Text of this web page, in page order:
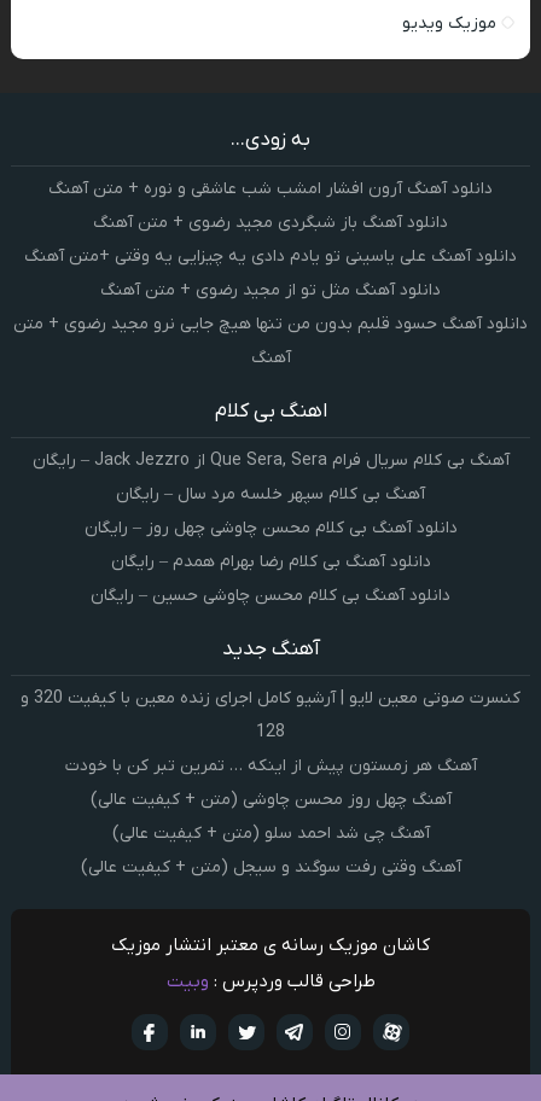
موزیک ویدیو
به زودی...
دانلود آهنگ آرون افشار امشب شب عاشقی و نوره + متن آهنگ
دانلود آهنگ باز شبگردی مجید رضوی + متن آهنگ
دانلود آهنگ علی یاسینی تو یادم دادی یه چیزایی یه وقتی +متن آهنگ
دانلود آهنگ مثل تو از مجید رضوی + متن آهنگ
دانلود آهنگ حسود قلبم بدون من تنها هیچ جایی نرو مجید رضوی + متن
آهنگ
اهنگ بی کلام
آهنگ بی کلام سریال فرام Que Sera, Sera از Jack Jezzro – رایگان
آهنگ بی کلام سپهر خلسه مرد سال – رایگان
دانلود آهنگ بی کلام محسن چاوشی چهل روز – رایگان
دانلود آهنگ بی کلام رضا بهرام همدم – رایگان
دانلود آهنگ بی کلام محسن چاوشی حسین – رایگان
آهنگ جدید
کنسرت صوتی معین لایو | آرشیو کامل اجرای زنده معین با کیفیت 320 و
128
آهنگ هر زمستون پیش از اینکه … تمرین تبر کن با خودت
آهنگ چهل روز محسن چاوشی (متن + کیفیت عالی)
آهنگ چی شد احمد سلو (متن + کیفیت عالی)
آهنگ وقتی رفت سوگند و سیجل (متن + کیفیت عالی)
کاشان موزیک رسانه ی معتبر انتشار موزیک
طراحی قالب وردپرس : وبیت
تويتر تلگرام
اینستاگرام آپارات